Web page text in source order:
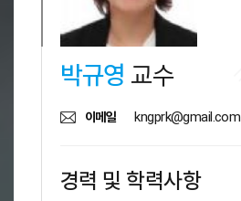
박규영 교수
이메일 kngprk@gmail.com
경력 및 학력사항